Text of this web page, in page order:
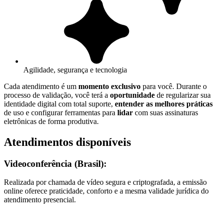
Agilidade, segurança e tecnologia
Cada atendimento é um momento exclusivo para você. Durante o
processo de validação, você terá a oportunidade de regularizar sua
identidade digital com total suporte, entender as melhores práticas
de uso e configurar ferramentas para lidar com suas assinaturas
eletrônicas de forma produtiva.
Atendimentos disponíveis
Videoconferência (Brasil):
Realizada por chamada de vídeo segura e criptografada, a emissão
online oferece praticidade, conforto e a mesma validade jurídica do
atendimento presencial.